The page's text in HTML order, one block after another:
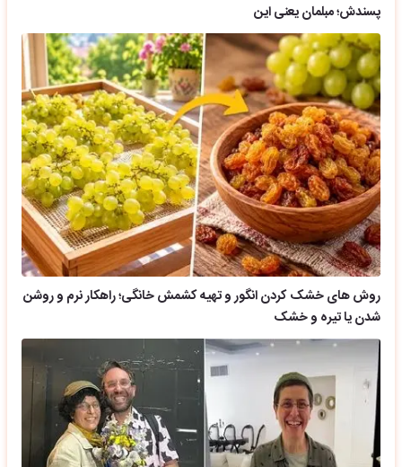
پسندش؛ مبلمان یعنی این
روش های خشک کردن انگور و تهیه کشمش خانگی؛ راهکار نرم و روشن
شدن یا تیره و خشک